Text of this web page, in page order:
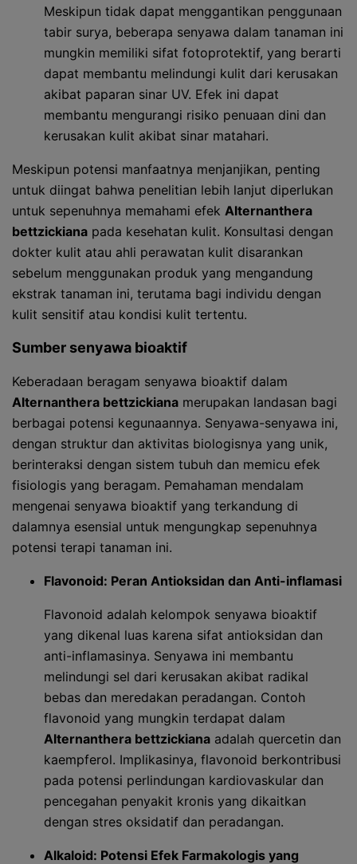
Meskipun tidak dapat menggantikan penggunaan
tabir surya, beberapa senyawa dalam tanaman ini
mungkin memiliki sifat fotoprotektif, yang berarti
dapat membantu melindungi kulit dari kerusakan
akibat paparan sinar UV. Efek ini dapat
membantu mengurangi risiko penuaan dini dan
kerusakan kulit akibat sinar matahari.
Meskipun potensi manfaatnya menjanjikan, penting
untuk diingat bahwa penelitian lebih lanjut diperlukan
untuk sepenuhnya memahami efek Alternanthera
bettzickiana pada kesehatan kulit. Konsultasi dengan
dokter kulit atau ahli perawatan kulit disarankan
sebelum menggunakan produk yang mengandung
ekstrak tanaman ini, terutama bagi individu dengan
kulit sensitif atau kondisi kulit tertentu.
Sumber senyawa bioaktif
Keberadaan beragam senyawa bioaktif dalam
Alternanthera bettzickiana merupakan landasan bagi
berbagai potensi kegunaannya. Senyawa-senyawa ini,
dengan struktur dan aktivitas biologisnya yang unik,
berinteraksi dengan sistem tubuh dan memicu efek
fisiologis yang beragam. Pemahaman mendalam
mengenai senyawa bioaktif yang terkandung di
dalamnya esensial untuk mengungkap sepenuhnya
potensi terapi tanaman ini.
Flavonoid: Peran Antioksidan dan Anti-inflamasi
Flavonoid adalah kelompok senyawa bioaktif
yang dikenal luas karena sifat antioksidan dan
anti-inflamasinya. Senyawa ini membantu
melindungi sel dari kerusakan akibat radikal
bebas dan meredakan peradangan. Contoh
flavonoid yang mungkin terdapat dalam
Alternanthera bettzickiana adalah quercetin dan
kaempferol. Implikasinya, flavonoid berkontribusi
pada potensi perlindungan kardiovaskular dan
pencegahan penyakit kronis yang dikaitkan
dengan stres oksidatif dan peradangan.
Alkaloid: Potensi Efek Farmakologis yang